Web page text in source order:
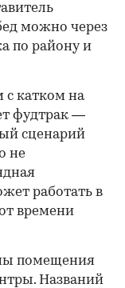
можно через
по району и
с катком на
фудтрак —
сценарий
не
работать в
времени
помещения
Названий